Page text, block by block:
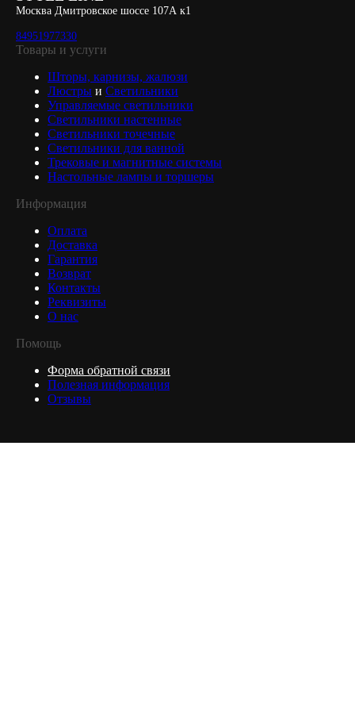
Москва Дмитровское шоссе 107А к1
84951977330
Товары и услуги
Шторы, карнизы, жалюзи
Люстры и Светильники
Управляемые светильники
Светильники настенные
Светильники точечные
Светильники для ванной
Трековые и магнитные системы
Настольные лампы и торшеры
Информация
Оплата
Доставка
Гарантия
Возврат
Контакты
Реквизиты
О нас
Помощь
Форма обратной связи
Полезная информация
Отзывы